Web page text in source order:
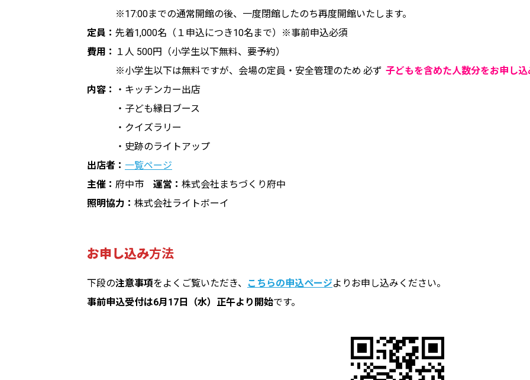
※17:00までの通常開館の後、一度閉館したのち再度開館いたします。
定員： 先着1,000名（１申込につき10名まで）※事前申込必須
費用： １人 500円（小学生以下無料、要予約）
※小学生以下は無料ですが、会場の定員・安全管理のため 必ず 子どもを含めた人数分をお申し込
内容：
・キッチンカー出店
・子ども縁日ブース
・クイズラリー
・史跡のライトアップ
出店者： 一覧ページ
主催： 府中市 運営： 株式会社まちづくり府中
照明協力： 株式会社ライトボーイ
お申し込み方法
下段の注意事項をよくご覧いただき、 こちらの申込ページよりお申し込みください。
事前申込受付は6月17日（水）正午より開始です。